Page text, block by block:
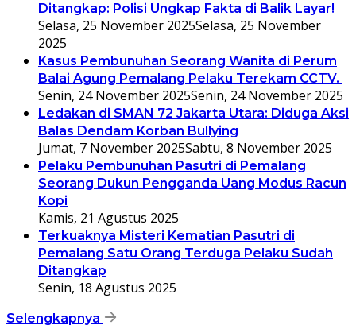
Ditangkap: Polisi Ungkap Fakta di Balik Layar!
Selasa, 25 November 2025Selasa, 25 November
2025
Kasus Pembunuhan Seorang Wanita di Perum
Balai Agung Pemalang Pelaku Terekam CCTV.
Senin, 24 November 2025Senin, 24 November 2025
Ledakan di SMAN 72 Jakarta Utara: Diduga Aksi
Balas Dendam Korban Bullying
Jumat, 7 November 2025Sabtu, 8 November 2025
Pelaku Pembunuhan Pasutri di Pemalang
Seorang Dukun Pengganda Uang Modus Racun
Kopi
Kamis, 21 Agustus 2025
Terkuaknya Misteri Kematian Pasutri di
Pemalang Satu Orang Terduga Pelaku Sudah
Ditangkap
Senin, 18 Agustus 2025
Selengkapnya